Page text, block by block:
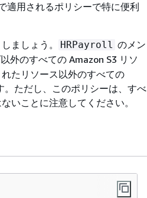
適用されるポリシーで特に便利
ましょう。 HRPayroll のメン
外のすべての Amazon S3 リソ
たリソース以外のすべての
ただし、このポリシーは、すべ
いことに注意してください。